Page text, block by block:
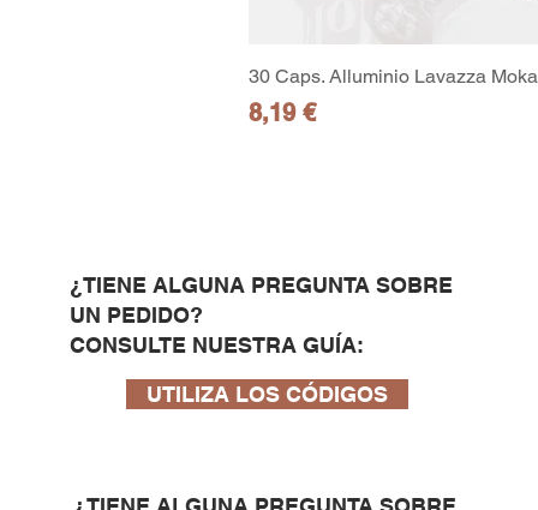
30 Caps. Alluminio Lavazza
Precio
8,19 €
¿TIENE ALGUNA PREGUNTA SOBRE
UN PEDIDO?
CONSULTE NUESTRA GUÍA:
UTILIZA LOS CÓDIGOS